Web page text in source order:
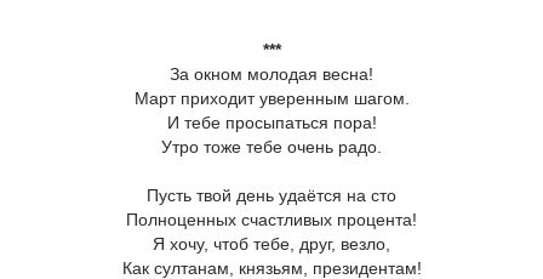
***
За окном молодая весна!
Март приходит уверенным шагом.
И тебе просыпаться пора!
Утро тоже тебе очень радо.
Пусть твой день удаётся на сто
Полноценных счастливых процента!
Я хочу, чтоб тебе, друг, везло,
Как султанам, князьям, президентам!